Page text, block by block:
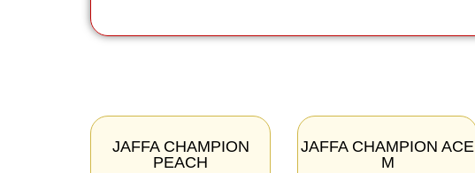
JAFFA CHAMPION
PEACH
JAFFA CHAMPION ACE
M